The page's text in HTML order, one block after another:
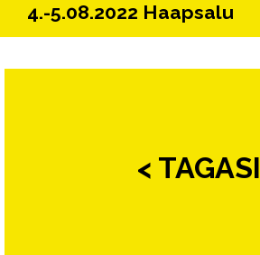
4.-5.08.2022 Haapsalu
< TAGASI